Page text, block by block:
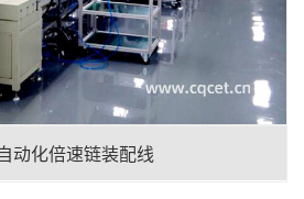
动化倍速链装配线